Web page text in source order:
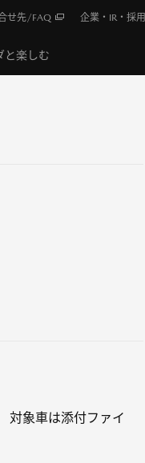
と楽しむ
せ先/FAQ 企業・IR・採用
対象車は添付ファイ